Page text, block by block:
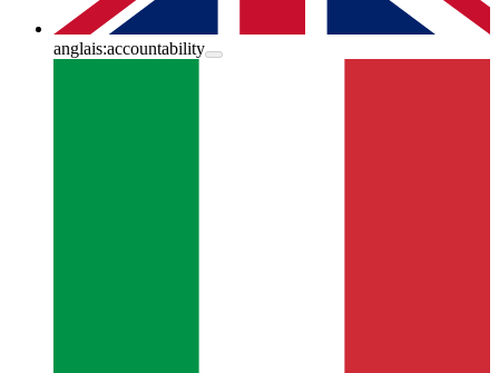
anglais:accountability